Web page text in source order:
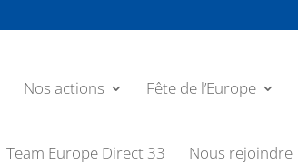
Nos actions Fête de l’Europe
Team Europe Direct 33 Nous rejoindre